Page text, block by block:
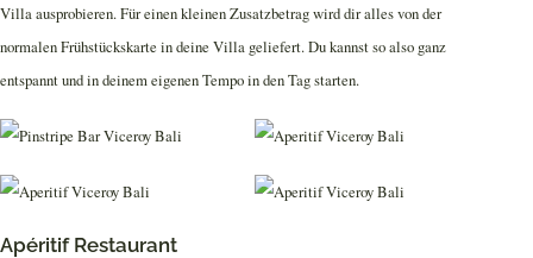
Villa ausprobieren. Für einen kleinen Zusatzbetrag wird dir alles von der
normalen Frühstückskarte in deine Villa geliefert. Du kannst so also ganz
entspannt und in deinem eigenen Tempo in den Tag starten.
Apéritif Restaurant